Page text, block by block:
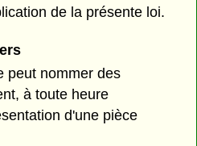
de la présente loi.
peut nommer des
à toute heure
d'une pièce